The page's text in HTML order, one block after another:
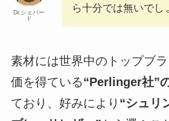
Dr.シェパー
ド
ら十分では無いでし
素材には世界中のトップブ
価を得ている“Perlinger社”
ており、好みにより “シュリ